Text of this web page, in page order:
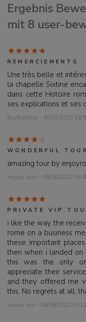
Ergebnis
mit 8 user-
REMERCIEMENTS
Une très belle et
la chapelle Sixtine
dans cette Histoire
ses explications et ses
Barthélémy - 30/07/2022
WONDERFUL
amazing tour by
milley york - 08/06/2020
PRIVATE VIP
i like the way the
rome on a business
these important
then when i landed
this was the only
appreciate their
and they offered me
this. No regrets at all.
krunal rao - 08/06/2020